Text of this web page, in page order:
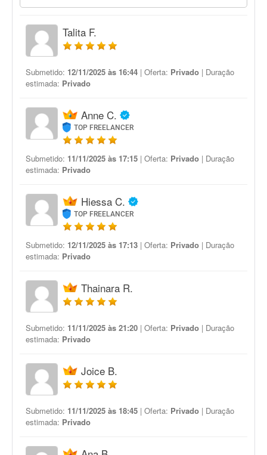
Talita F.
Submetido: 12/11/2025 às 16:44 | Oferta: Privado | Duração
estimada: Privado
Anne C.
TOP FREELANCER
Submetido: 11/11/2025 às 17:15 | Oferta: Privado | Duração
estimada: Privado
Hiessa C.
TOP FREELANCER
Submetido: 12/11/2025 às 17:13 | Oferta: Privado | Duração
estimada: Privado
Thainara R.
Submetido: 11/11/2025 às 21:20 | Oferta: Privado | Duração
estimada: Privado
Joice B.
Submetido: 11/11/2025 às 18:45 | Oferta: Privado | Duração
estimada: Privado